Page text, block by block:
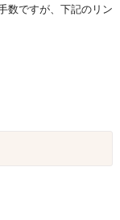
数ですが、下記のリン